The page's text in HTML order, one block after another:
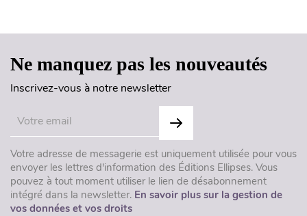
Ne manquez pas les nouveautés
Inscrivez-vous à notre newsletter
Votre adresse de messagerie est uniquement utilisée pour vous
envoyer les lettres d'information des Éditions Ellipses. Vous
pouvez à tout moment utiliser le lien de désabonnement
intégré dans la newsletter. En savoir plus sur la gestion de
vos données et vos droits